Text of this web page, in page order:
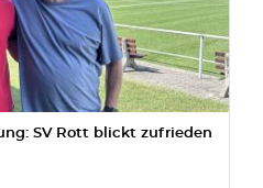
SV Rott blickt zufrieden